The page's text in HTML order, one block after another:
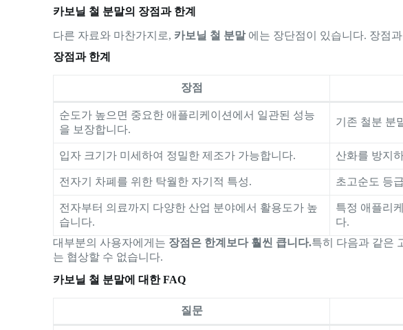
카보닐 철 분말의 장점과 한계
다른 자료와 마찬가지로, 카보닐 철 분말에는 장단점이 있습니다. 장점
장점과 한계
장점
순도가 높으면 중요한 애플리케이션에서 일관된 성능
을 보장합니다.
기존 철분 분
입자 크기가 미세하여 정밀한 제조가 가능합니다. 산화를 방지
전자기 차폐를 위한 탁월한 자기적 특성. 초고순도 등
전자부터 의료까지 다양한 산업 분야에서 활용도가 높
습니다.
특정 애플리
다.
대부분의 사용자에게는 장점은 한계보다 훨씬 큽니다.특히 다음과 같은
는 협상할 수 없습니다.
카보닐 철 분말에 대한 FAQ
질문